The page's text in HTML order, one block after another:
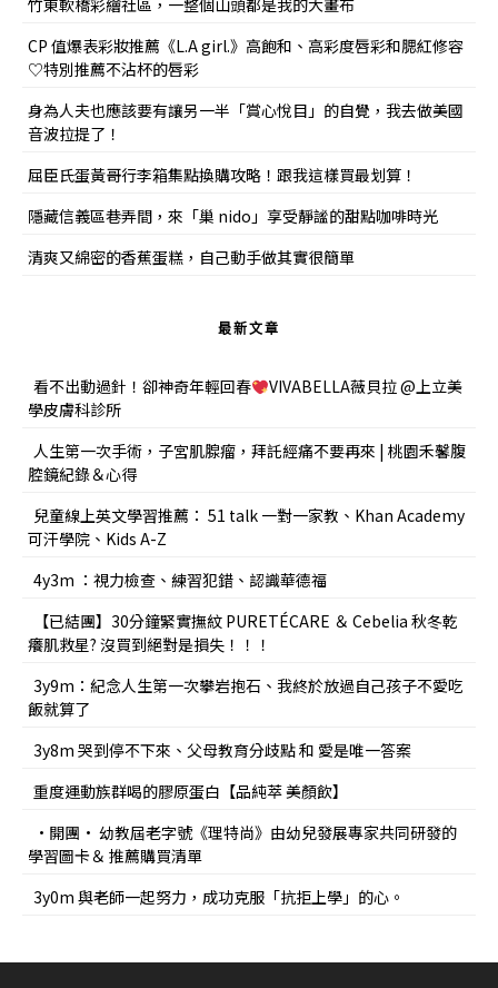
竹東軟橋彩繪社區，一整個山頭都是我的大畫布
CP 值爆表彩妝推薦《L.A girl.》高飽和、高彩度唇彩和腮紅修容
♡特別推薦不沾杯的唇彩
身為人夫也應該要有讓另一半「賞心悅目」的自覺，我去做美國
音波拉提了！
屈臣氏蛋黃哥行李箱集點換購攻略！跟我這樣買最划算！
隱藏信義區巷弄間，來「巢 nido」享受靜謐的甜點咖啡時光
清爽又綿密的香蕉蛋糕，自己動手做其實很簡單
最新文章
看不出動過針！卻神奇年輕回春
VIVABELLA薇貝拉 @上立美
學皮膚科診所
人生第一次手術，子宮肌腺瘤，拜託經痛不要再來 | 桃園禾馨腹
腔鏡紀錄＆心得
兒童線上英文學習推薦： 51 talk 一對一家教、Khan Academy
可汗學院、Kids A-Z
4y3m ：視力檢查、練習犯錯、認識華德福
【已結團】30分鐘緊實撫紋 PURETÉCARE ＆ Cebelia 秋冬乾
癢肌救星? 沒買到絕對是損失！！！
3y9m：紀念人生第一次攀岩抱石、我終於放過自己孩子不愛吃
飯就算了
3y8m 哭到停不下來、父母教育分歧點 和 愛是唯一答案
重度運動族群喝的膠原蛋白【品純萃 美顏飲】
•開團• 幼教屆老字號《理特尚》由幼兒發展專家共同研發的
學習圖卡＆ 推薦購買清單
3y0m 與老師一起努力，成功克服「抗拒上學」的心。